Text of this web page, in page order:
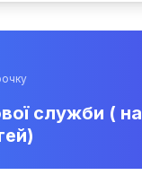
служби ( на